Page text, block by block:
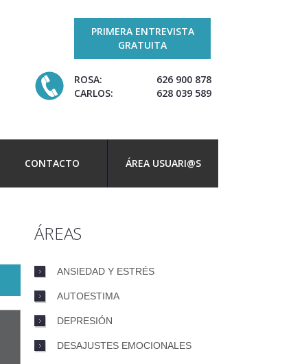
PRIMERA ENTREVISTA
GRATUITA
ROSA:
626 900 878
CARLOS:
628 039 589
CONTACTO ÁREA USUARI@S
ÁREAS
ANSIEDAD Y ESTRÉS
AUTOESTIMA
DEPRESIÓN
DESAJUSTES EMOCIONALES